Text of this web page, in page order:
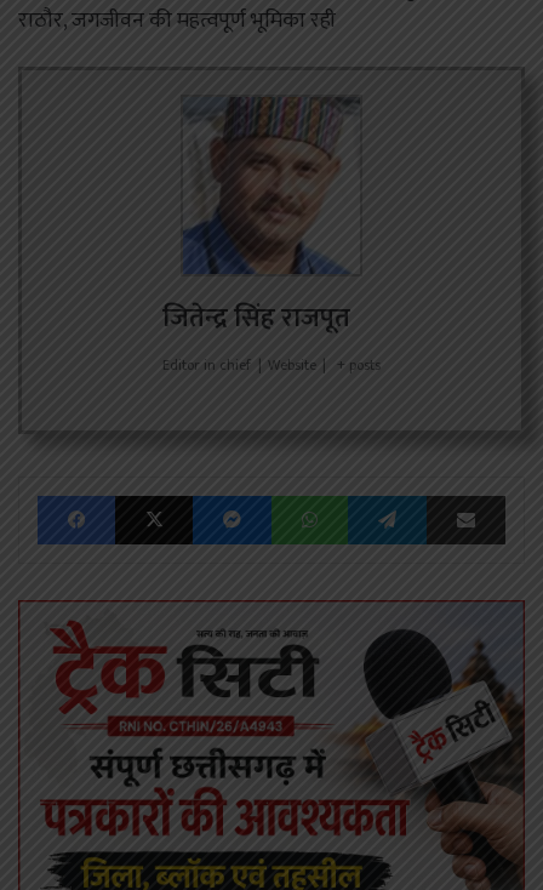
राठौर, जगजीवन की महत्वपूर्ण भूमिका रही
जितेन्द्र सिंह राजपूत
Editor in chief | Website | + posts
FacebookX MessengerWhatsAppTelegram Share via Email